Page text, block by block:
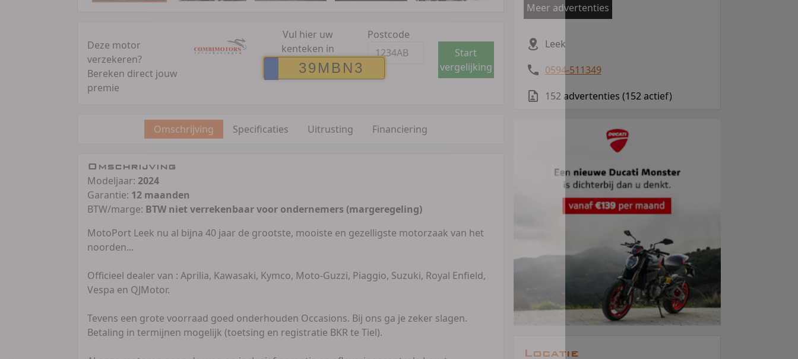
Deze motor
verzekeren?
Bereken direct jouw
premie
Vul hier uw
kenteken in
Postcode
Start
vergelijking
Omschrijving Specificaties Uitrusting Financiering
Omschrijving
Modeljaar: 2024
Garantie: 12 maanden
BTW/marge: BTW niet verrekenbaar voor ondernemers (margeregeling)
MotoPort Leek nu al bijna 40 jaar de grootste, mooiste en gezelligste motorzaak van het
noorden...
Officieel dealer van : Aprilia, Kawasaki, Kymco, Moto-Guzzi, Piaggio, Suzuki, Royal Enfield,
Vespa en QJMotor.
Tevens een grote voorraad goed onderhouden Occasions. Bij ons ga je zeker slagen.
Betaling in termijnen mogelijk (toetsing en registratie BKR te Tiel).
Meer advertenties
Leek
0594-511349
152 advertenties (152 actief)
Locatie